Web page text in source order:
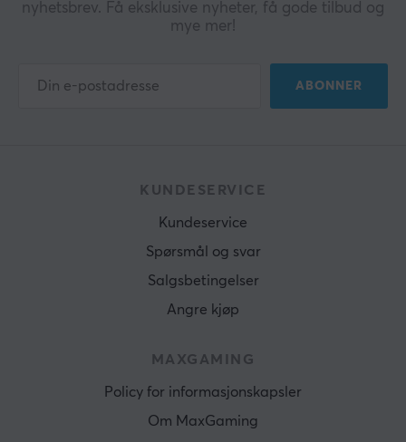
nyhetsbrev. Få eksklusive nyheter, få gode tilbud og
mye mer!
ABONNER
KUNDESERVICE
Kundeservice
Spørsmål og svar
Salgsbetingelser
Angre kjøp
MAXGAMING
Policy for informasjonskapsler
Om MaxGaming